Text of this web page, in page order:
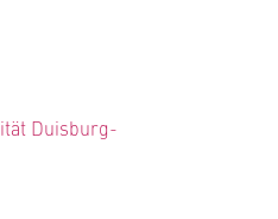
Duisburg-